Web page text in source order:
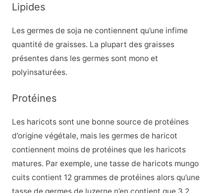
Lipides
Les germes de soja ne contiennent qu’une infime
quantité de graisses. La plupart des graisses
présentes dans les germes sont mono et
polyinsaturées.
Protéines
Les haricots sont une bonne source de protéines
d’origine végétale, mais les germes de haricot
contiennent moins de protéines que les haricots
matures. Par exemple, une tasse de haricots mungo
cuits contient 12 grammes de protéines alors qu’une